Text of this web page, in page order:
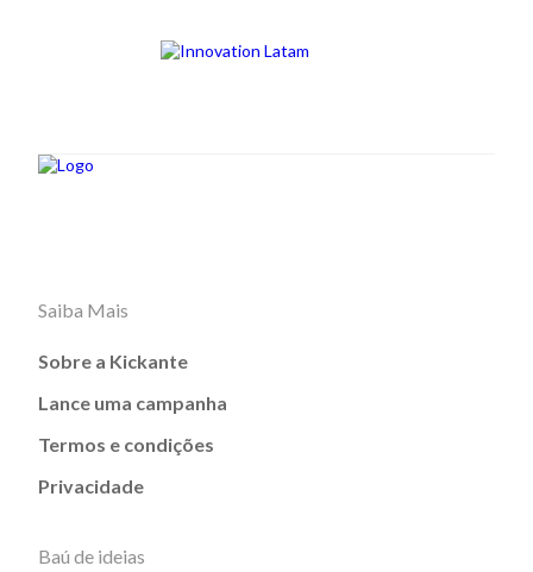
Saiba Mais
Sobre a Kickante
Lance uma campanha
Termos e condições
Privacidade
Baú de ideias